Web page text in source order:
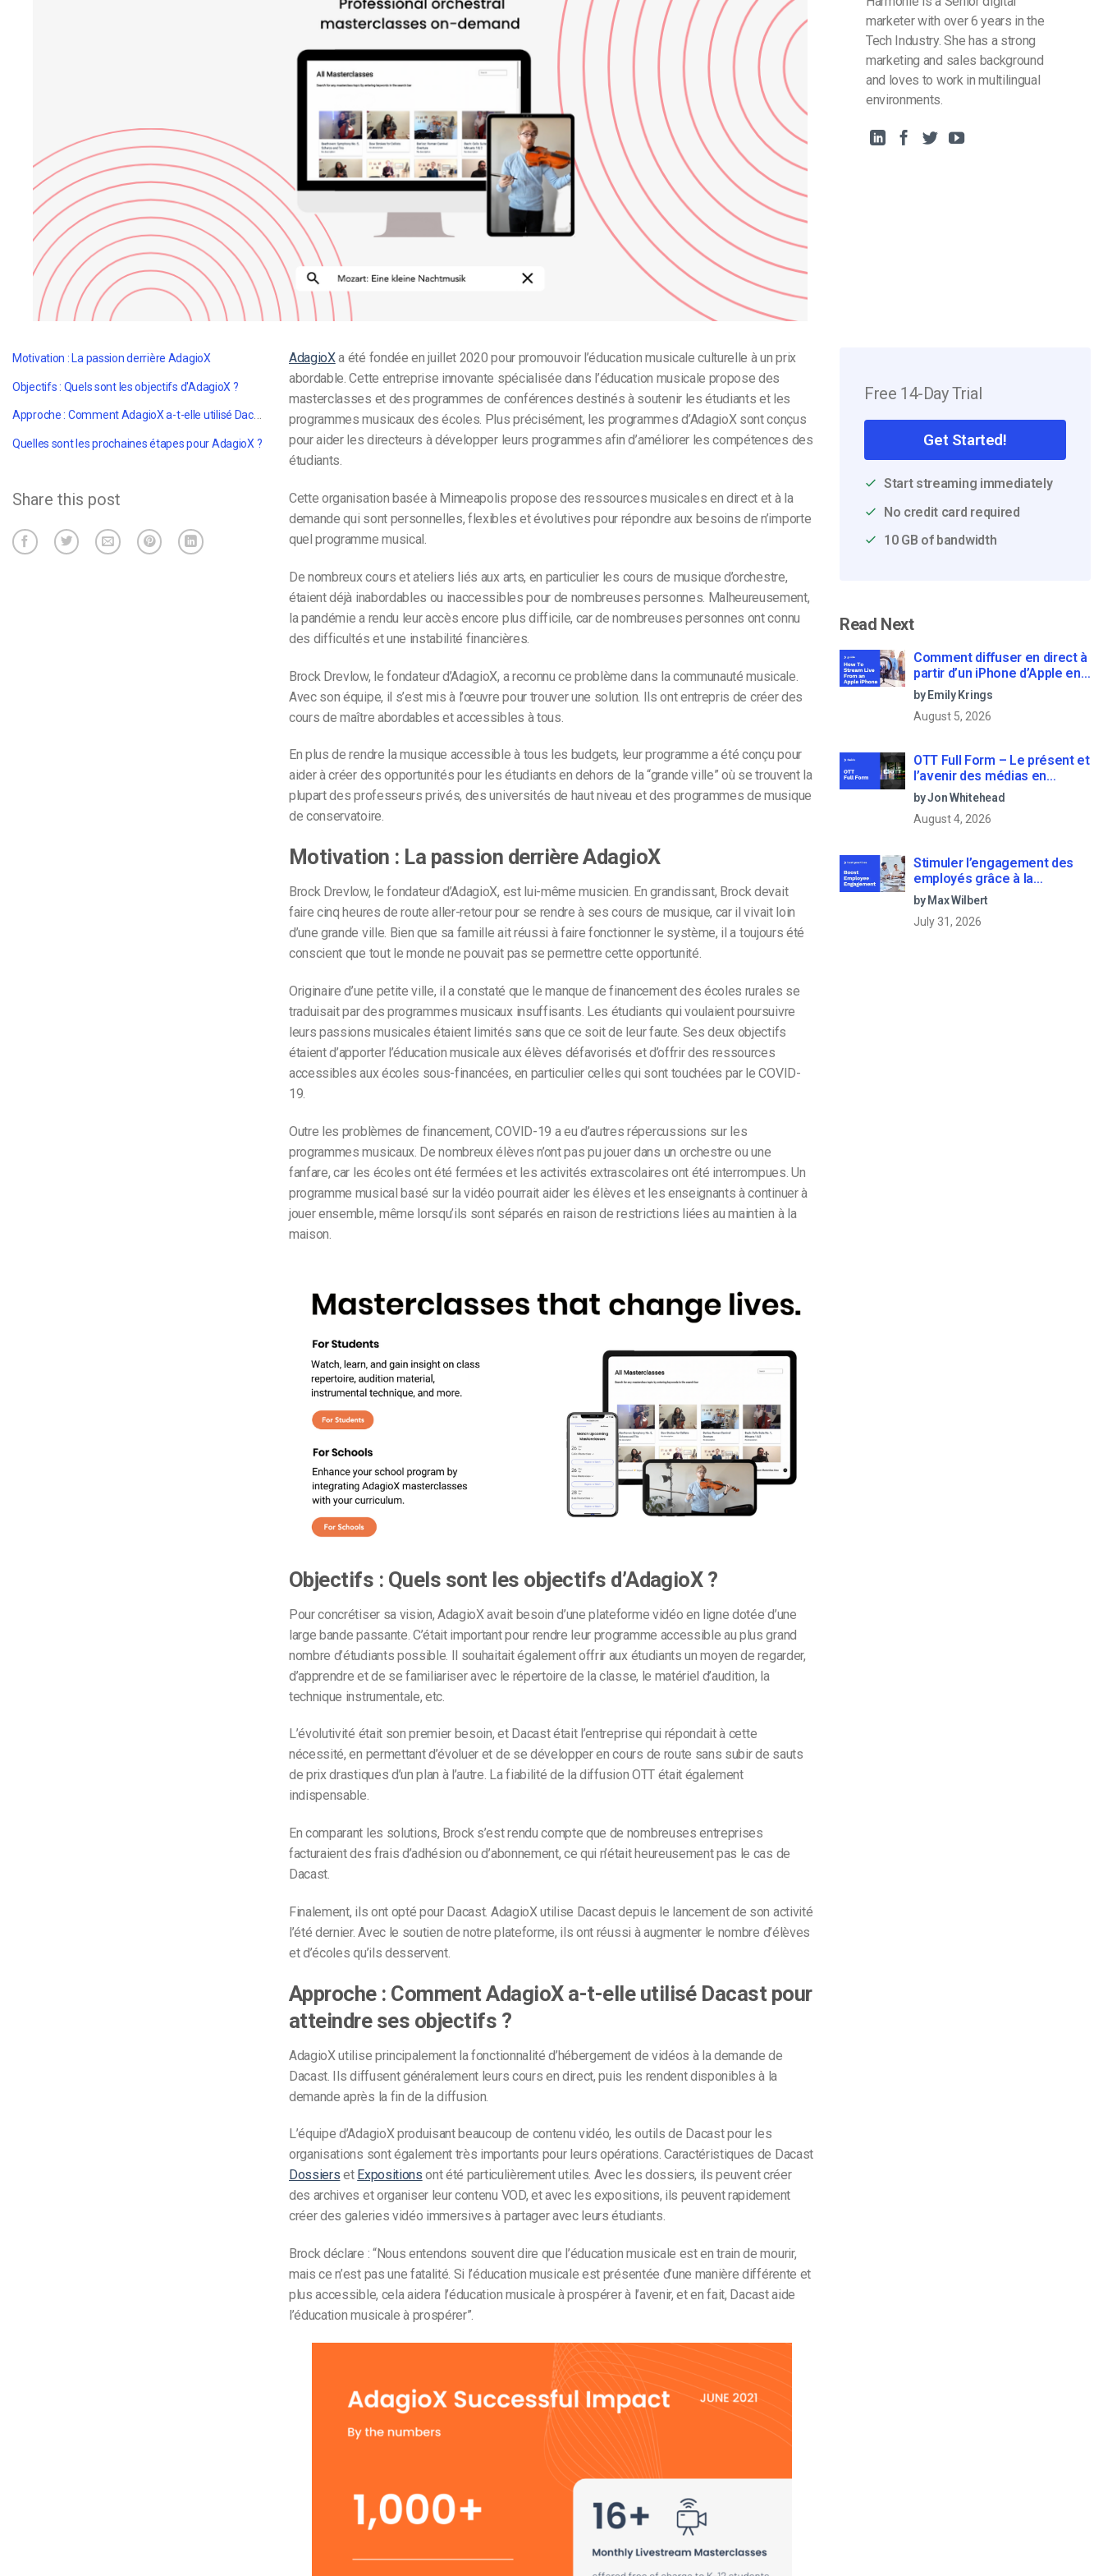
Confidentialité et sécurité
Monétisation vidéo
Marketing vidéo
d’apprentissage en ligne
marketer with over 6 years in the
Tech Industry. She has a strong
marketing and sales background
and loves to work in multilingual
environments.
Motivation : La passion derrière AdagioX
Objectifs : Quels sont les objectifs d'AdagioX ?
Approche : Comment AdagioX a-t-elle utilisé Dacast pour atteindre ses objectifs ?
Quelles sont les prochaines étapes pour AdagioX ?
Share this post
AdagioXa été fondée en juillet 2020 pour promouvoir l’éducation musicale culturelle à un prix
abordable. Cette entreprise innovante spécialisée dans l’éducation musicale propose des
masterclasses et des programmes de conférences destinés à soutenir les étudiants et les
programmes musicaux des écoles. Plus précisément, les programmes d’AdagioX sont conçus
pour aider les directeurs à développer leurs programmes afin d’améliorer les compétences des
étudiants.
Cette organisation basée à Minneapolis propose des ressources musicales en direct et à la
demande qui sont personnelles, flexibles et évolutives pour répondre aux besoins de n’importe
quel programme musical.
De nombreux cours et ateliers liés aux arts, en particulier les cours de musique d’orchestre,
étaient déjà inabordables ou inaccessibles pour de nombreuses personnes. Malheureusement,
la pandémie a rendu leur accès encore plus difficile, car de nombreuses personnes ont connu
des difficultés et une instabilité financières.
Brock Drevlow, le fondateur d’AdagioX, a reconnu ce problème dans la communauté musicale.
Avec son équipe, il s’est mis à l’œuvre pour trouver une solution. Ils ont entrepris de créer des
cours de maître abordables et accessibles à tous.
En plus de rendre la musique accessible à tous les budgets, leur programme a été conçu pour
aider à créer des opportunités pour les étudiants en dehors de la “grande ville” où se trouvent la
plupart des professeurs privés, des universités de haut niveau et des programmes de musique
de conservatoire.
Motivation : La passion derrière AdagioX
Brock Drevlow, le fondateur d’AdagioX, est lui-même musicien. En grandissant, Brock devait
faire cinq heures de route aller-retour pour se rendre à ses cours de musique, car il vivait loin
d’une grande ville. Bien que sa famille ait réussi à faire fonctionner le système, il a toujours été
conscient que tout le monde ne pouvait pas se permettre cette opportunité.
Originaire d’une petite ville, il a constaté que le manque de financement des écoles rurales se
traduisait par des programmes musicaux insuffisants. Les étudiants qui voulaient poursuivre
leurs passions musicales étaient limités sans que ce soit de leur faute. Ses deux objectifs
étaient d’apporter l’éducation musicale aux élèves défavorisés et d’offrir des ressources
accessibles aux écoles sous-financées, en particulier celles qui sont touchées par le COVID-
19.
Outre les problèmes de financement, COVID-19 a eu d’autres répercussions sur les
programmes musicaux. De nombreux élèves n’ont pas pu jouer dans un orchestre ou une
fanfare, car les écoles ont été fermées et les activités extrascolaires ont été interrompues. Un
programme musical basé sur la vidéo pourrait aider les élèves et les enseignants à continuer à
jouer ensemble, même lorsqu’ils sont séparés en raison de restrictions liées au maintien à la
maison.
Objectifs : Quels sont les objectifs d’AdagioX ?
Pour concrétiser sa vision, AdagioX avait besoin d’une plateforme vidéo en ligne dotée d’une
large bande passante. C’était important pour rendre leur programme accessible au plus grand
nombre d’étudiants possible. Il souhaitait également offrir aux étudiants un moyen de regarder,
d’apprendre et de se familiariser avec le répertoire de la classe, le matériel d’audition, la
technique instrumentale, etc.
L’évolutivité était son premier besoin, et Dacast était l’entreprise qui répondait à cette
nécessité, en permettant d’évoluer et de se développer en cours de route sans subir de sauts
de prix drastiques d’un plan à l’autre. La fiabilité de la diffusion OTT était également
indispensable.
En comparant les solutions, Brock s’est rendu compte que de nombreuses entreprises
facturaient des frais d’adhésion ou d’abonnement, ce qui n’était heureusement pas le cas de
Dacast.
Finalement, ils ont opté pour Dacast. AdagioX utilise Dacast depuis le lancement de son activité
l’été dernier. Avec le soutien de notre plateforme, ils ont réussi à augmenter le nombre d’élèves
et d’écoles qu’ils desservent.
Approche : Comment AdagioX a-t-elle utilisé Dacast pour
atteindre ses objectifs ?
AdagioX utilise principalement la fonctionnalité d’hébergement de vidéos à la demande de
Dacast. Ils diffusent généralement leurs cours en direct, puis les rendent disponibles à la
demande après la fin de la diffusion.
L’équipe d’AdagioX produisant beaucoup de contenu vidéo, les outils de Dacast pour les
organisations sont également très importants pour leurs opérations. Caractéristiques de Dacast
Dossiers et Expositions ont été particulièrement utiles. Avec les dossiers, ils peuvent créer
des archives et organiser leur contenu VOD, et avec les expositions, ils peuvent rapidement
créer des galeries vidéo immersives à partager avec leurs étudiants.
Brock déclare : “Nous entendons souvent dire que l’éducation musicale est en train de mourir,
mais ce n’est pas une fatalité. Si l’éducation musicale est présentée d’une manière différente et
plus accessible, cela aidera l’éducation musicale à prospérer à l’avenir, et en fait, Dacast aide
l’éducation musicale à prospérer”.
Free 14-Day Trial
Get Started!
Start streaming immediately
No credit card required
10 GB of bandwidth
Read Next
Comment diffuser en direct à
partir d’un iPhone d’Apple en
6 étapes faciles
by Emily Krings
August 5, 2026
OTT Full Form – Le présent et
l’avenir des médias en
continu
by Jon Whitehead
August 4, 2026
Stimuler l’engagement des
employés grâce à la
communication d’entreprise
en direct
by Max Wilbert
July 31, 2026